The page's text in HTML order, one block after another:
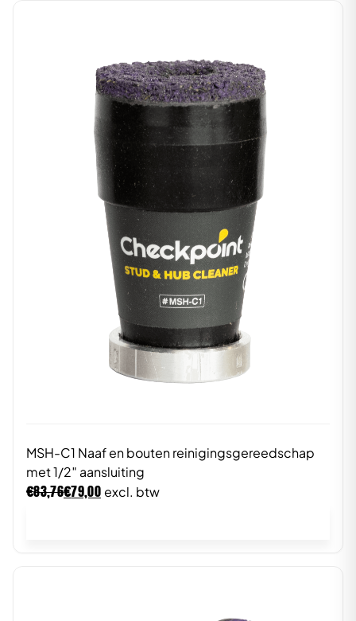
MSH-C1 Naaf en bouten reinigingsgereedschap
met 1/2″ aansluiting
€83,76€79,00 excl. btw